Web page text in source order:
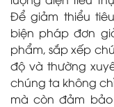
Để giảm thiểu
biện pháp đơn
phẩm, sắp xếp
độ và thường
chúng ta không
mà còn đảm